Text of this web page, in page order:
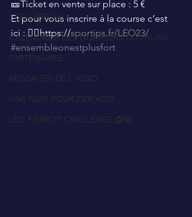
COIN PRESSE
CALENDRIER DES GUERRIERS DU PALAIS
PARTENAIRES
MESSAGES DE L'ASSO
UNE NUIT POUR 2500 VOIX
LEO PIERROT CHALLENGE 🦁🚀
🎫Ticket en vente sur place : 5 €
Et pour vous inscrire à la course c’est
ici : 👉🏼https://sportips.fr/LEO23/
#ensembleonestplusfort